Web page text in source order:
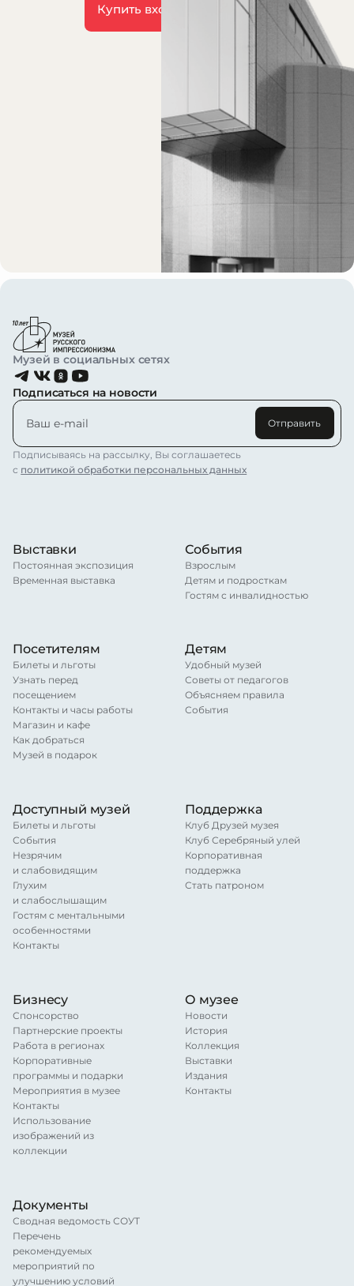
Купить входной билет
Музей в социальных сетях
Подписаться на новости
Отправить
Подписываясь на рассылку, Вы соглашаетесь
с политикой обработки персональных данных
Выставки
Постоянная экспозиция
Временная выставка
События
Взрослым
Детям и подросткам
Гостям с инвалидностью
Посетителям
Билеты и льготы
Узнать перед
посещением
Контакты и часы работы
Магазин и кафе
Как добраться
Музей в подарок
Детям
Удобный музей
Советы от педагогов
Объясняем правила
События
Доступный музей
Билеты и льготы
События
Незрячим
и слабовидящим
Глухим
и слабослышащим
Гостям с ментальными
особенностями
Контакты
Поддержка
Клуб Друзей музея
Клуб Серебряный улей
Корпоративная
поддержка
Стать патроном
Бизнесу
Спонсорство
Партнерские проекты
Работа в регионах
Корпоративные
программы и подарки
Мероприятия в музее
Контакты
Использование
изображений из
коллекции
О музее
Новости
История
Коллекция
Выставки
Издания
Контакты
Документы
Сводная ведомость СОУТ
Перечень
рекомендуемых
мероприятий по
улучшению условий